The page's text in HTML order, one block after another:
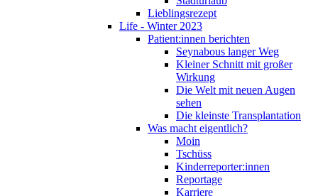
Lieblingsrezept
Life - Winter 2023
Patient:innen berichten
Seynabous langer Weg
Kleiner Schnitt mit großer
Wirkung
Die Welt mit neuen Augen
sehen
Die kleinste Transplantation
Was macht eigentlich?
Moin
Tschüss
Kinderreporter:innen
Reportage
Karriere